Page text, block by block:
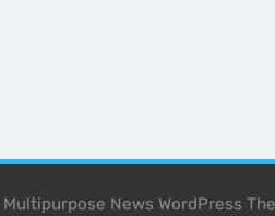
News WordPress